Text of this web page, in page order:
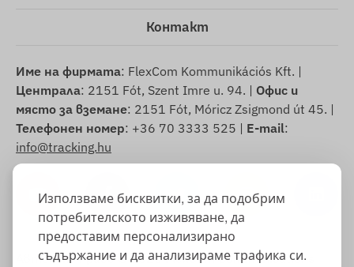
Използваме бисквитки, за да подобрим
потребителското изживяване, да
предоставим персонализирано
съдържание и да анализираме трафика си.
Контакт
Име на фирмата: FlexCom Kommunikációs Kft. |
Централа: 2151 Fót, Szent Imre u. 94. | Офис и
място за вземане: 2151 Fót, Móricz Zsigmond út 45. |
Телефонен номер: +36 70 3333 525 | E-mail:
info@tracking.hu
Авторско право © 2025 FlexCom Communications